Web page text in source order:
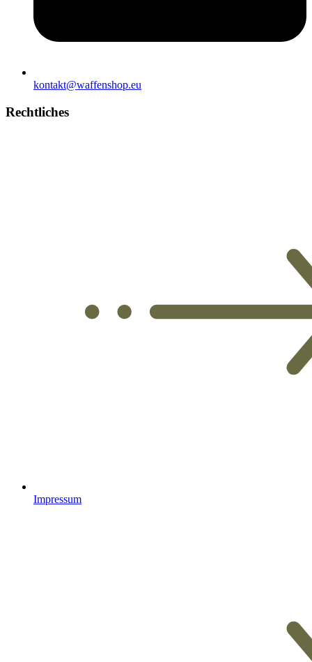
kontakt@waffenshop.eu
Rechtliches
Impressum